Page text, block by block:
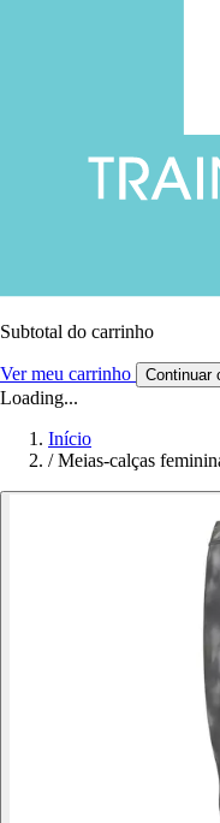
Subtotal do carrinho
Ver meu carrinho Continuar
Loading...
Início
/ Meias-calças